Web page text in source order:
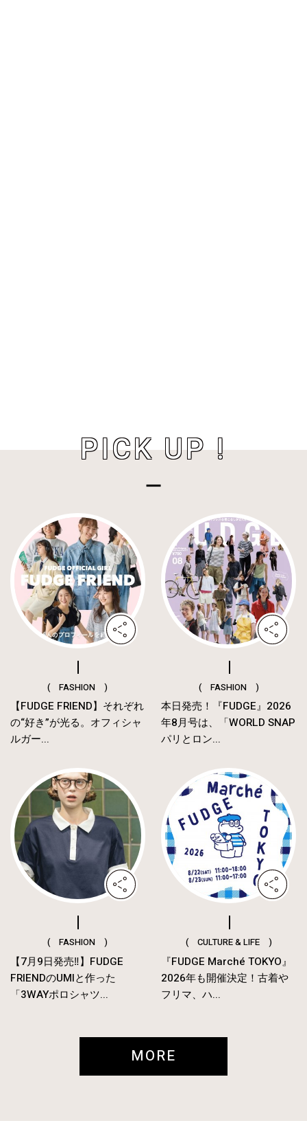
PICK UP !
( FASHION )
【FUDGE FRIEND】それぞれ
の“好き”が光る。オフィシャ
ルガー...
( FASHION )
本日発売！『FUDGE』2026
年8月号は、「WORLD SNAP
パリとロン...
( FASHION )
【7月9日発売‼︎】FUDGE
FRIENDのUMIと作った
「3WAYポロシャツ...
( CULTURE & LIFE )
『FUDGE Marché TOKYO』
2026年も開催決定！古着や
フリマ、ハ...
MORE